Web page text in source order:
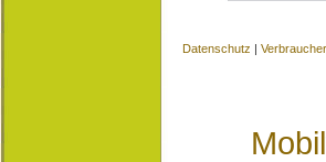
Datenschutz |